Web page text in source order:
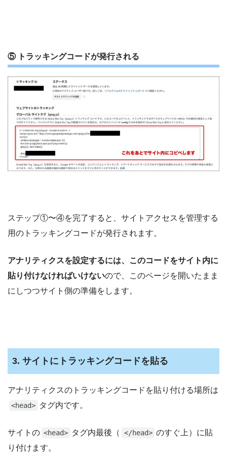
⑤ トラッキングコードが発行される
ステップ①〜④を完了すると、サイトアクセスを管理する
用のトラッキングコードが発行されます。
アナリティクスを設定するには、このコードをサイト内に
貼り付けなければいけないので、このページを開いたまま
にしつつサイト側の準備をします。
3. サイトにトラッキングコードを貼る
アナリティクスのトラッキングコードを貼り付ける場所は
<head> タグ内です。
サイトの <head> タグ内最後（ </head> のすぐ上）に貼
り付けます。